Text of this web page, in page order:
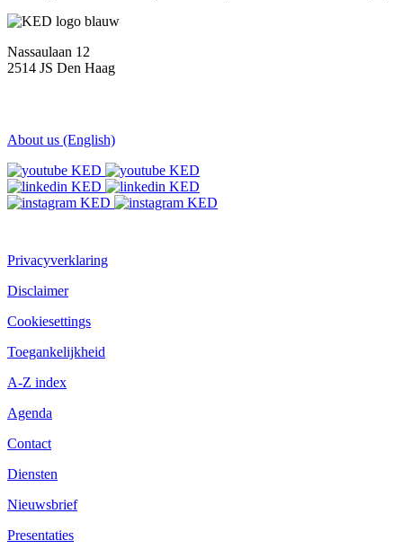
Nassaulaan 12
2514 JS Den Haag
About us (English)
Privacyverklaring
Disclaimer
Cookiesettings
Toegankelijkheid
A-Z index
Agenda
Contact
Diensten
Nieuwsbrief
Presentaties